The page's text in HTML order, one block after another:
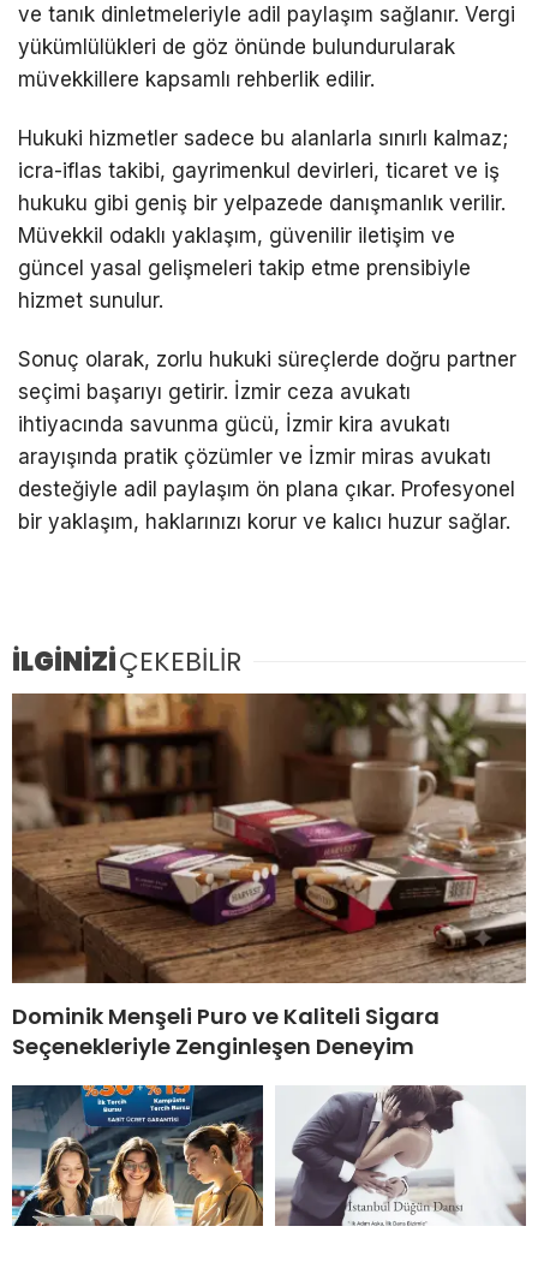
ve tanık dinletmeleriyle adil paylaşım sağlanır. Vergi
yükümlülükleri de göz önünde bulundurularak
müvekkillere kapsamlı rehberlik edilir.
Hukuki hizmetler sadece bu alanlarla sınırlı kalmaz;
icra-iflas takibi, gayrimenkul devirleri, ticaret ve iş
hukuku gibi geniş bir yelpazede danışmanlık verilir.
Müvekkil odaklı yaklaşım, güvenilir iletişim ve
güncel yasal gelişmeleri takip etme prensibiyle
hizmet sunulur.
Sonuç olarak, zorlu hukuki süreçlerde doğru partner
seçimi başarıyı getirir. İzmir ceza avukatı
ihtiyacında savunma gücü, İzmir kira avukatı
arayışında pratik çözümler ve İzmir miras avukatı
desteğiyle adil paylaşım ön plana çıkar. Profesyonel
bir yaklaşım, haklarınızı korur ve kalıcı huzur sağlar.
İLGİNİZİÇEKEBİLİR
Dominik Menşeli Puro ve Kaliteli Sigara
Seçenekleriyle Zenginleşen Deneyim